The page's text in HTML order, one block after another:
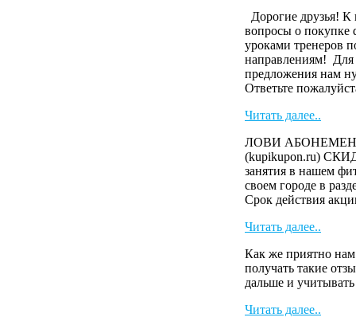
Дорогие друзья! К
вопросы о покупке
уроками тренеров
направлениям! Для
предложения нам
Ответьте
Читать далее..
ЛОВИ АБОНЕМЕНТ
(kupikupon.ru)
занятия в нашем
своем городе в
Cрок действия
Читать далее..
Как же приятно
получать такие
дальше и
Читать далее..